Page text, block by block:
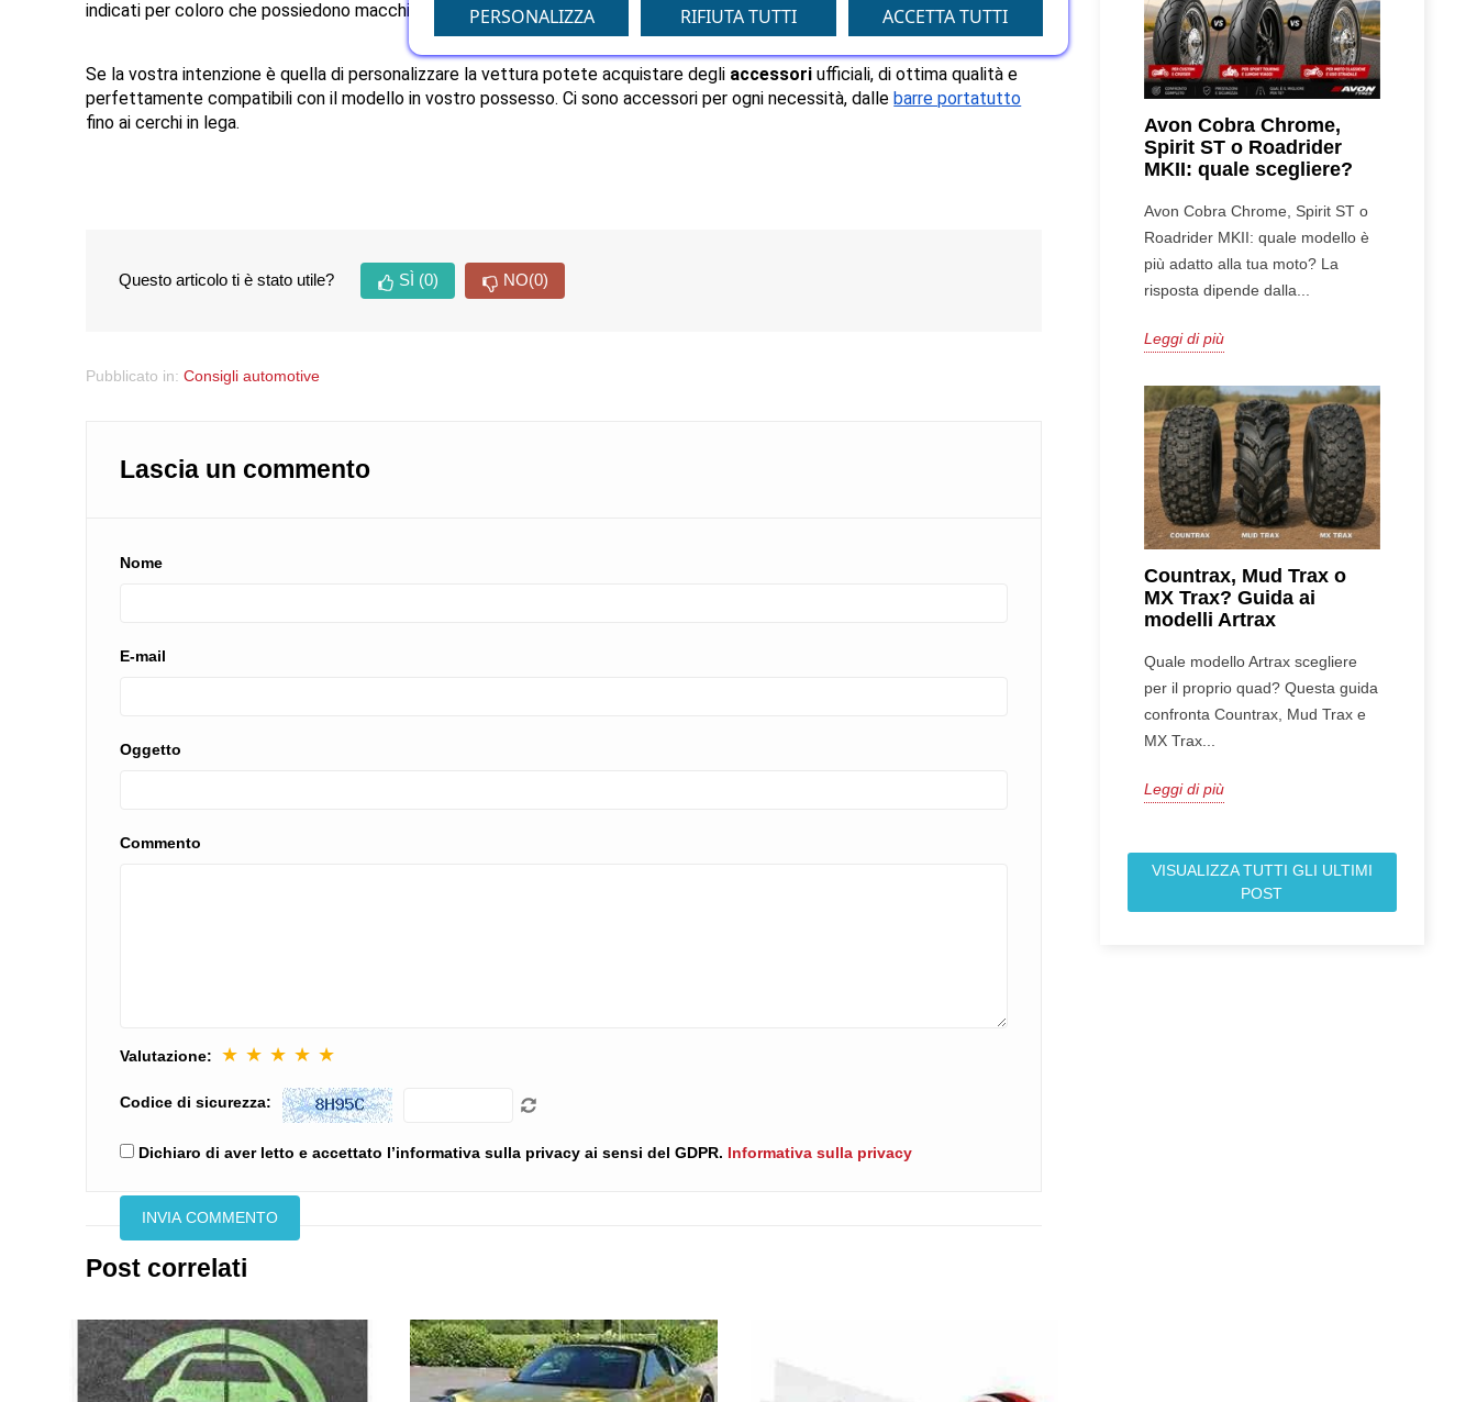
indicati per coloro che possiedono macchine con più di 15 anni di età.
Se la vostra intenzione è quella di personalizzare la vettura potete acquistare degli accessori ufficiali, di ottima qualità e
perfettamente compatibili con il modello in vostro possesso. Ci sono accessori per ogni necessità, dalle barre portatutto
fino ai cerchi in lega.
Questo articolo ti è stato utile? SÌ (0) NO(0)
Pubblicato in:Consigli automotive
Lascia un commento
Nome
E-mail
Oggetto
Commento
Valutazione: ★ ★ ★ ★ ★
Codice di sicurezza:
Dichiaro di aver letto e accettato l’informativa sulla privacy ai sensi del GDPR. Informativa sulla privacy
Post correlati
Avon Cobra Chrome,
Spirit ST o Roadrider
MKII: quale scegliere?
Avon Cobra Chrome, Spirit ST o
Roadrider MKII: quale modello è
più adatto alla tua moto? La
risposta dipende dalla...
Leggi di più
Countrax, Mud Trax o
MX Trax? Guida ai
modelli Artrax
Quale modello Artrax scegliere
per il proprio quad? Questa guida
confronta Countrax, Mud Trax e
MX Trax...
Leggi di più
VISUALIZZA TUTTI GLI ULTIMI
POST
PERSONALIZZA RIFIUTA TUTTI ACCETTA TUTTI